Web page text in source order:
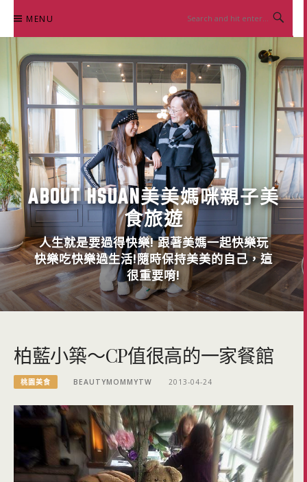
content
MENU
ABOUT HSUAN美美媽咪親子美
食旅遊
人生就是要過得快樂! 跟著美媽一起快樂玩
快樂吃快樂過生活!隨時保持美美的自己，這
很重要唷!
柏藍小築～CP值很高的一家餐館
桃園美食 BEAUTYMOMMYTW 2013-04-24